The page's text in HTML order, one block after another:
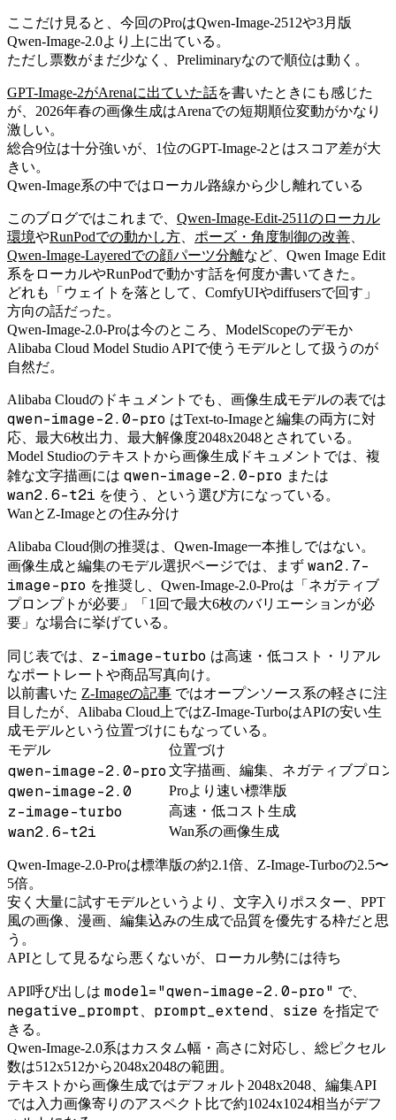
ここだけ見ると、今回のProはQwen-Image-2512や3月版
Qwen-Image-2.0より上に出ている。
ただし票数がまだ少なく、Preliminaryなので順位は動く。
GPT-Image-2がArenaに出ていた話を書いたときにも感じた
が、2026年春の画像生成はArenaでの短期順位変動がかなり
激しい。
総合9位は十分強いが、1位のGPT-Image-2とはスコア差が大
きい。
Qwen-Image系の中ではローカル路線から少し離れている
このブログではこれまで、 Qwen-Image-Edit-2511のローカル
環境やRunPodでの動かし方 ポーズ・角度制御の改善
Qwen-Image-Layeredでの顔パーツ分離など、Qwen Image Edit
系をローカルやRunPodで動かす話を何度か書いてきた。
どれも「ウェイトを落として、ComfyUIやdiffusersで回す」
方向の話だった。
Qwen-Image-2.0-Proは今のところ、ModelScopeのデモか
Alibaba Cloud Model Studio APIで使うモデルとして扱うのが
自然だ。
Alibaba Cloudのドキュメントでも、画像生成モデルの表では
qwen-image-2.0-pro はText-to-Imageと編集の両方に対
応、最大6枚出力、最大解像度2048x2048とされている。
Model Studioのテキストから画像生成ドキュメントでは、複
雑な文字描画には qwen-image-2.0-pro または
wan2.6-t2i を使う、という選び方になっている。
WanとZ-Imageとの住み分け
Alibaba Cloud側の推奨は、Qwen-Image一本推しではない。
画像生成と編集のモデル選択ページでは、まず wan2.7-
image-pro を推奨し、Qwen-Image-2.0-Proは「ネガティブ
プロンプトが必要」「1回で最大6枚のバリエーションが必
要」な場合に挙げている。
同じ表では、 z-image-turbo は高速・低コスト・リアル
なポートレートや商品写真向け。
以前書いた Z-Imageの記事 ではオープンソース系の軽さに注
目したが、Alibaba Cloud上ではZ-Image-TurboはAPIの安い生
成モデルという位置づけにもなっている。
モデル
位置づけ
qwen-image-2.0-pro 文字描画、編集、ネガティブプロ
qwen-image-2.0 Proより速い標準版
z-image-turbo 高速・低コスト生成
wan2.6-t2i Wan系の画像生成
Qwen-Image-2.0-Proは標準版の約2.1倍、Z-Image-Turboの2.5〜
5倍。
安く大量に試すモデルというより、文字入りポスター、PPT
風の画像、漫画、編集込みの生成で品質を優先する枠だと思
う。
APIとして見るなら悪くないが、ローカル勢には待ち
API呼び出しは model="qwen-image-2.0-pro" で、
negative_prompt prompt_extend size を指定で
きる。
Qwen-Image-2.0系はカスタム幅・高さに対応し、総ピクセル
数は512x512から2048x2048の範囲。
テキストから画像生成ではデフォルト2048x2048、編集API
では入力画像寄りのアスペクト比で約1024x1024相当がデフ